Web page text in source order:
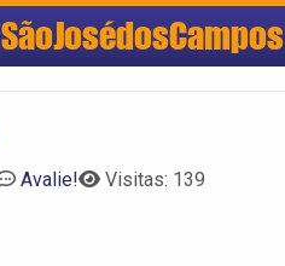
SãoJosédosCampos
Avalie! Visitas: 139